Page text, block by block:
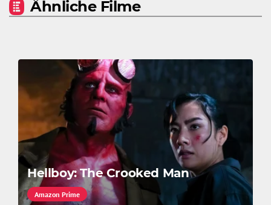
Ähnliche Filme
Hellboy: The Crooked Man
Amazon Prime